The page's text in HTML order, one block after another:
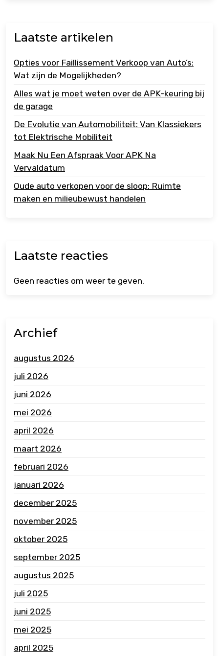
Laatste artikelen
Opties voor Faillissement Verkoop van Auto’s:
Wat zijn de Mogelijkheden?
Alles wat je moet weten over de APK-keuring bij
de garage
De Evolutie van Automobiliteit: Van Klassiekers
tot Elektrische Mobiliteit
Maak Nu Een Afspraak Voor APK Na
Vervaldatum
Oude auto verkopen voor de sloop: Ruimte
maken en milieubewust handelen
Laatste reacties
Geen reacties om weer te geven.
Archief
augustus 2026
juli 2026
juni 2026
mei 2026
april 2026
maart 2026
februari 2026
januari 2026
december 2025
november 2025
oktober 2025
september 2025
augustus 2025
juli 2025
juni 2025
mei 2025
april 2025